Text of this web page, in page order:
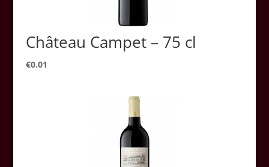
Château Campet – 75 cl
€0.01